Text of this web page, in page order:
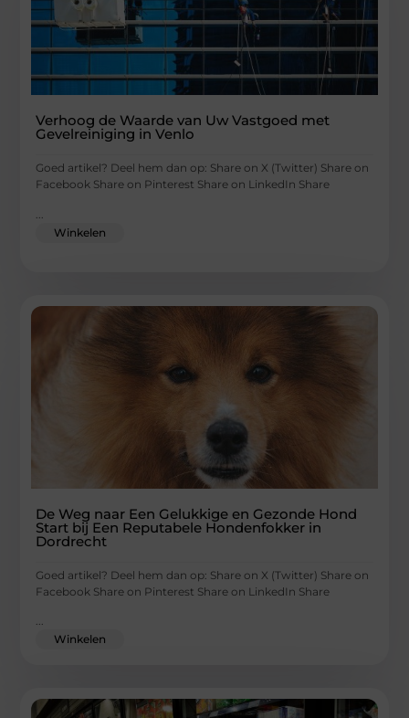
Verhoog de Waarde van Uw Vastgoed met
Gevelreiniging in Venlo
Goed artikel? Deel hem dan op: Share on X (Twitter) Share on
Facebook Share on Pinterest Share on LinkedIn Share
Winkelen
De Weg naar Een Gelukkige en Gezonde Hond
Start bij Een Reputabele Hondenfokker in
Dordrecht
Goed artikel? Deel hem dan op: Share on X (Twitter) Share on
Facebook Share on Pinterest Share on LinkedIn Share
Winkelen